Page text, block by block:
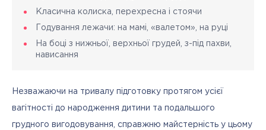
Класична колиска, перехресна і стоячи
Годування лежачи: на мамі, «валетом», на руці
На боці з нижньої, верхньої грудей, з-під пахви,
нависання
Незважаючи на тривалу підготовку протягом усієї
вагітності до народження дитини та подальшого
грудного вигодовування, справжню майстерність у цьому